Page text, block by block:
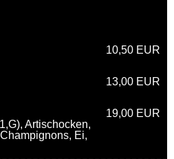
10,50 EUR
13,00 EUR
19,00 EUR
Artischocken,
Ei,